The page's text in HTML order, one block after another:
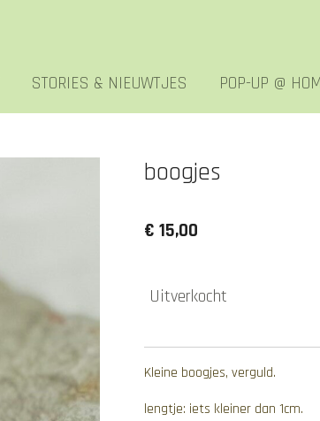
STORIES & NIEUWTJES POP-UP @
boogjes
€ 15,00
Uitverkocht
Kleine boogjes, verguld.
lengtje: iets kleiner dan 1cm.